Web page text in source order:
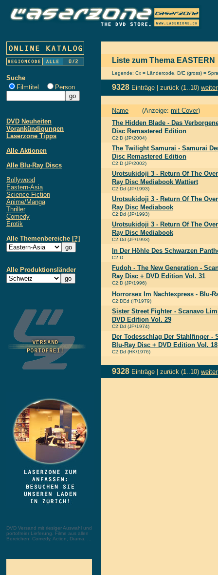
Suche
Filmtitel
Person
DVD Neuheiten
Vorankündigungen
Laserzone Tipps
Alle Aktionen
Alle Blu-Ray Discs
Bollywood
Eastern-Asia
Science Fiction
Anime/Manga
Thriller
Comedy
Erotik
Alle Themenbereiche [?]
Alle Produktionsländer
DVD Versand mit riesiger Auswahl und
portofreier Lieferung. Filme aus allen
Bereichen: Comedy, Action, Drama, ...
Liste zum Thema EASTERN
Legende: Cx = Ländercode, D/E (gross) =
9328 Einträge | zurück (1..10) weiter
Name (Anzeige: mit Cover)
The Hidden Blade - Das
Disc Remastered Edition
C2:D (JP/2004)
The Twilight Samurai - Samurai
Disc Remastered Edition
C2:D (JP/2002)
Urotsukidoji 3 - Return Of The
Ray Disc Mediabook Wattiert
C2:Dd (JP/1993)
Urotsukidoji 3 - Return Of The
Ray Disc Mediabook
C2:Dd (JP/1993)
Urotsukidoji 3 - Return Of The
Ray Disc Mediabook
C2:Dd (JP/1993)
In Der Höhle Des Schwarzen
C2:D
Fudoh - The New Generation -
Ray Disc + DVD Edition Vol. 31
C2:D (JP/1996)
Horrorsex Im Nachtexpress - Blu-
C2:DEd (IT/1979)
Sister Street Fighter - Scanavo
DVD Edition Vol. 29
C2:Dd (JP/1974)
Der Todesschlag Der Stahlfinger -
Blu-Ray Disc + DVD Edition Vol. 18
C2:Dd (HK/1976)
9328 Einträge | zurück (1..10) weiter